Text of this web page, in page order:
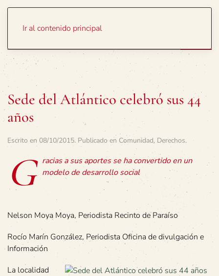
Ir al contenido principal
Sede del Atlántico celebró sus 44
años
Escrito en 08/10/2015. Publicado en Comunidad, Derechos.
G racias a sus aportes se ha convertido en un
modelo de desarrollo social
Nelson Moya Moya, Periodista Recinto de Paraíso
Rocío Marín González, Periodista Oficina de divulgación e
Información
La localidad